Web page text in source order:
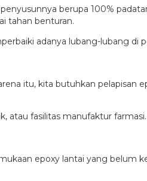
berupa 100%
tahan benturan.
adanya lubang-lubang di
itu, kita butuhkan pelapisan
atau fasilitas manufaktur farmasi.
epoxy lantai yang belum